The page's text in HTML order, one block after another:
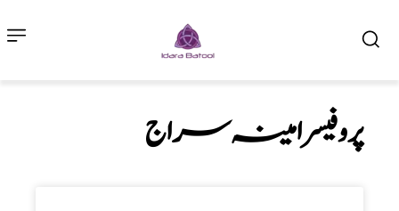
پروفیسر امینہ سراج